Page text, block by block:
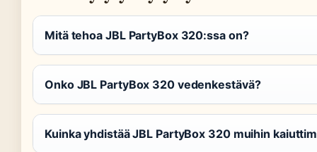
Mitä tehoa JBL PartyBox 320:ssa on?
Onko JBL PartyBox 320 vedenkestävä?
Kuinka yhdistää JBL PartyBox 320 muihin